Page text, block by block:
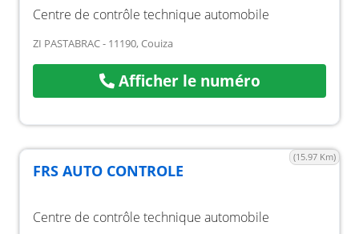
Centre de contrôle technique automobile
ZI PASTABRAC - 11190, Couiza
Afficher le numéro
(15.97 Km)
FRS AUTO CONTROLE
Centre de contrôle technique automobile